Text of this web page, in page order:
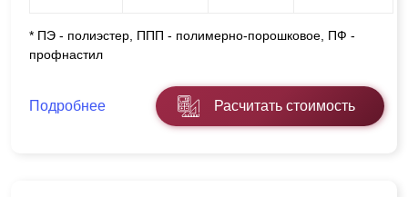
* ПЭ - полиэстер, ППП - полимерно-порошковое, ПФ -
профнастил
Подробнее Расчитать стоимость